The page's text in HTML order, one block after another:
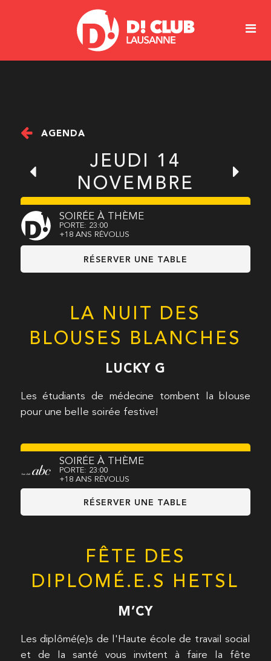
AGENDA
JEUDI 14
NOVEMBRE
SOIRÉE À THÈME
PORTE: 23:00
+18 ANS RÉVOLUS
RÉSERVER UNE TABLE
LA NUIT DES
BLOUSES BLANCHES
LUCKY G
Les étudiants de médecine tombent la blouse
pour une belle soirée festive!
SOIRÉE À THÈME
PORTE: 23:00
+18 ANS RÉVOLUS
RÉSERVER UNE TABLE
FÊTE DES
DIPLOMÉ.E.S HETSL
M’CY
Les diplômé(e)s de l'Haute école de travail social
et de la santé vous invitent à faire la fête